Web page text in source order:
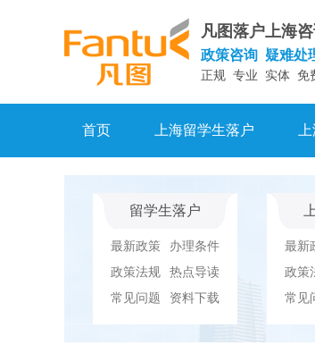
凡图落户上海咨
政策咨询 疑难处
正规 专业 实体 免
首页 上海留学生落户
留学生落户
最新政策
办理条件
政策法规
热点导读
常见问题
资料下载
最新
政策
常见